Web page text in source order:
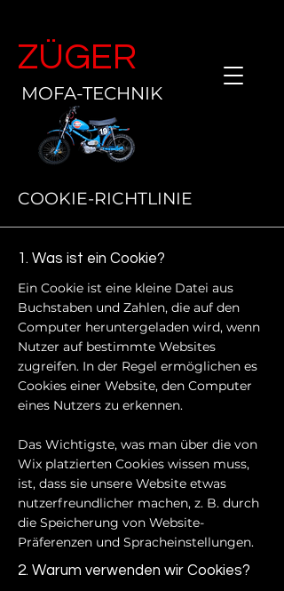
ZÜGER
MOFA-TECHNIK
COOKIE-RICHTLINIE
1. Was ist ein Cookie?
Ein Cookie ist eine kleine Datei aus
Buchstaben und Zahlen, die auf den
Computer heruntergeladen wird, wenn
Nutzer auf bestimmte Websites
zugreifen. In der Regel ermöglichen es
Cookies einer Website, den Computer
eines Nutzers zu erkennen.
Das Wichtigste, was man über die von
Wix platzierten Cookies wissen muss,
ist, dass sie unsere Website etwas
nutzerfreundlicher machen, z. B. durch
die Speicherung von Website-
Präferenzen und Spracheinstellungen.
2. Warum verwenden wir Cookies?